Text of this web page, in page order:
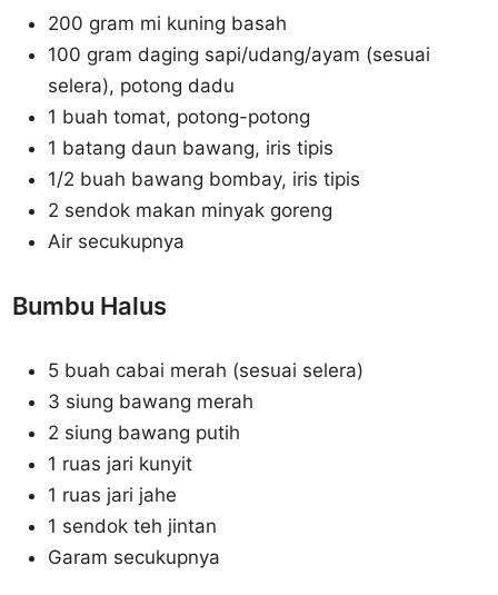
200 gram mi kuning basah
100 gram daging sapi/udang/ayam (sesuai
selera), potong dadu
1 buah tomat, potong-potong
1 batang daun bawang, iris tipis
1/2 buah bawang bombay, iris tipis
2 sendok makan minyak goreng
Air secukupnya
Bumbu Halus
5 buah cabai merah (sesuai selera)
3 siung bawang merah
2 siung bawang putih
1 ruas jari kunyit
1 ruas jari jahe
1 sendok teh jintan
Garam secukupnya